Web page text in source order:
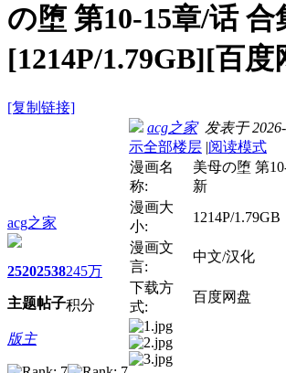
の堕 第10-15章/话 合
[1214P/1.79GB][百度
[复制链接]
acg之家
2520
主题
2538
帖子
245万
积分
版主
acg之家发表于 2026-
示全部楼层 |阅读模式
漫画名
称:
美母の堕 第
新
漫画大
小:
1214P/1.79GB
漫画文
言:
中文/汉化
下载方
式:
百度网盘